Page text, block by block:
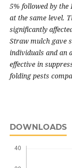
5% followed by the
at the same level.
significantly
Straw mulch gave
individuals and an
effective in
folding pests
DOWNLOADS